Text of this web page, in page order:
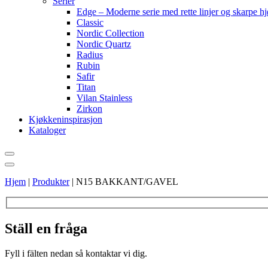
Edge – Moderne serie med rette linjer og skarpe
Classic
Nordic Collection
Nordic Quartz
Radius
Rubin
Safir
Titan
Vilan Stainless
Zirkon
Kjøkkeninspirasjon
Kataloger
Hjem | Produkter| N15 BAKKANT/GAVEL
Ställ en fråga
Fyll i fälten nedan så kontaktar vi dig.